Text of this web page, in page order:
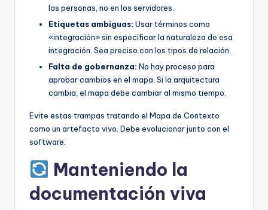
las personas, no en los servidores.
Etiquetas ambiguas: Usar términos como
«integración» sin especificar la naturaleza de esa
integración. Sea preciso con los tipos de relación.
Falta de gobernanza: No hay proceso para
aprobar cambios en el mapa. Si la arquitectura
cambia, el mapa debe cambiar al mismo tiempo.
Evite estas trampas tratando el Mapa de Contexto
como un artefacto vivo. Debe evolucionar junto con el
software.
Manteniendo la
documentación viva